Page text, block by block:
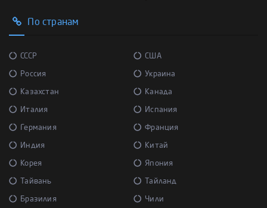
По странам
СССР США
Россия Украина
Казахстан Канада
Италия Испания
Германия Франция
Индия Китай
Корея Япония
Тайвань Тайланд
Бразилия Чили